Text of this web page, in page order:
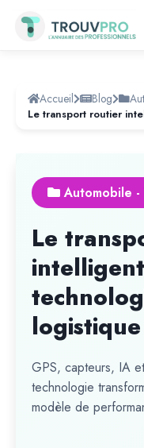
Accueil Blog
Automobile -
Le
logistique
GPS, capteurs, IA
technologie
modèle de